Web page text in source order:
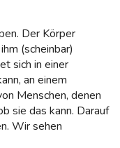
Der Körper
(scheinbar)
sich in einer
an einem
Menschen, denen
sie das kann. Darauf
Wir sehen